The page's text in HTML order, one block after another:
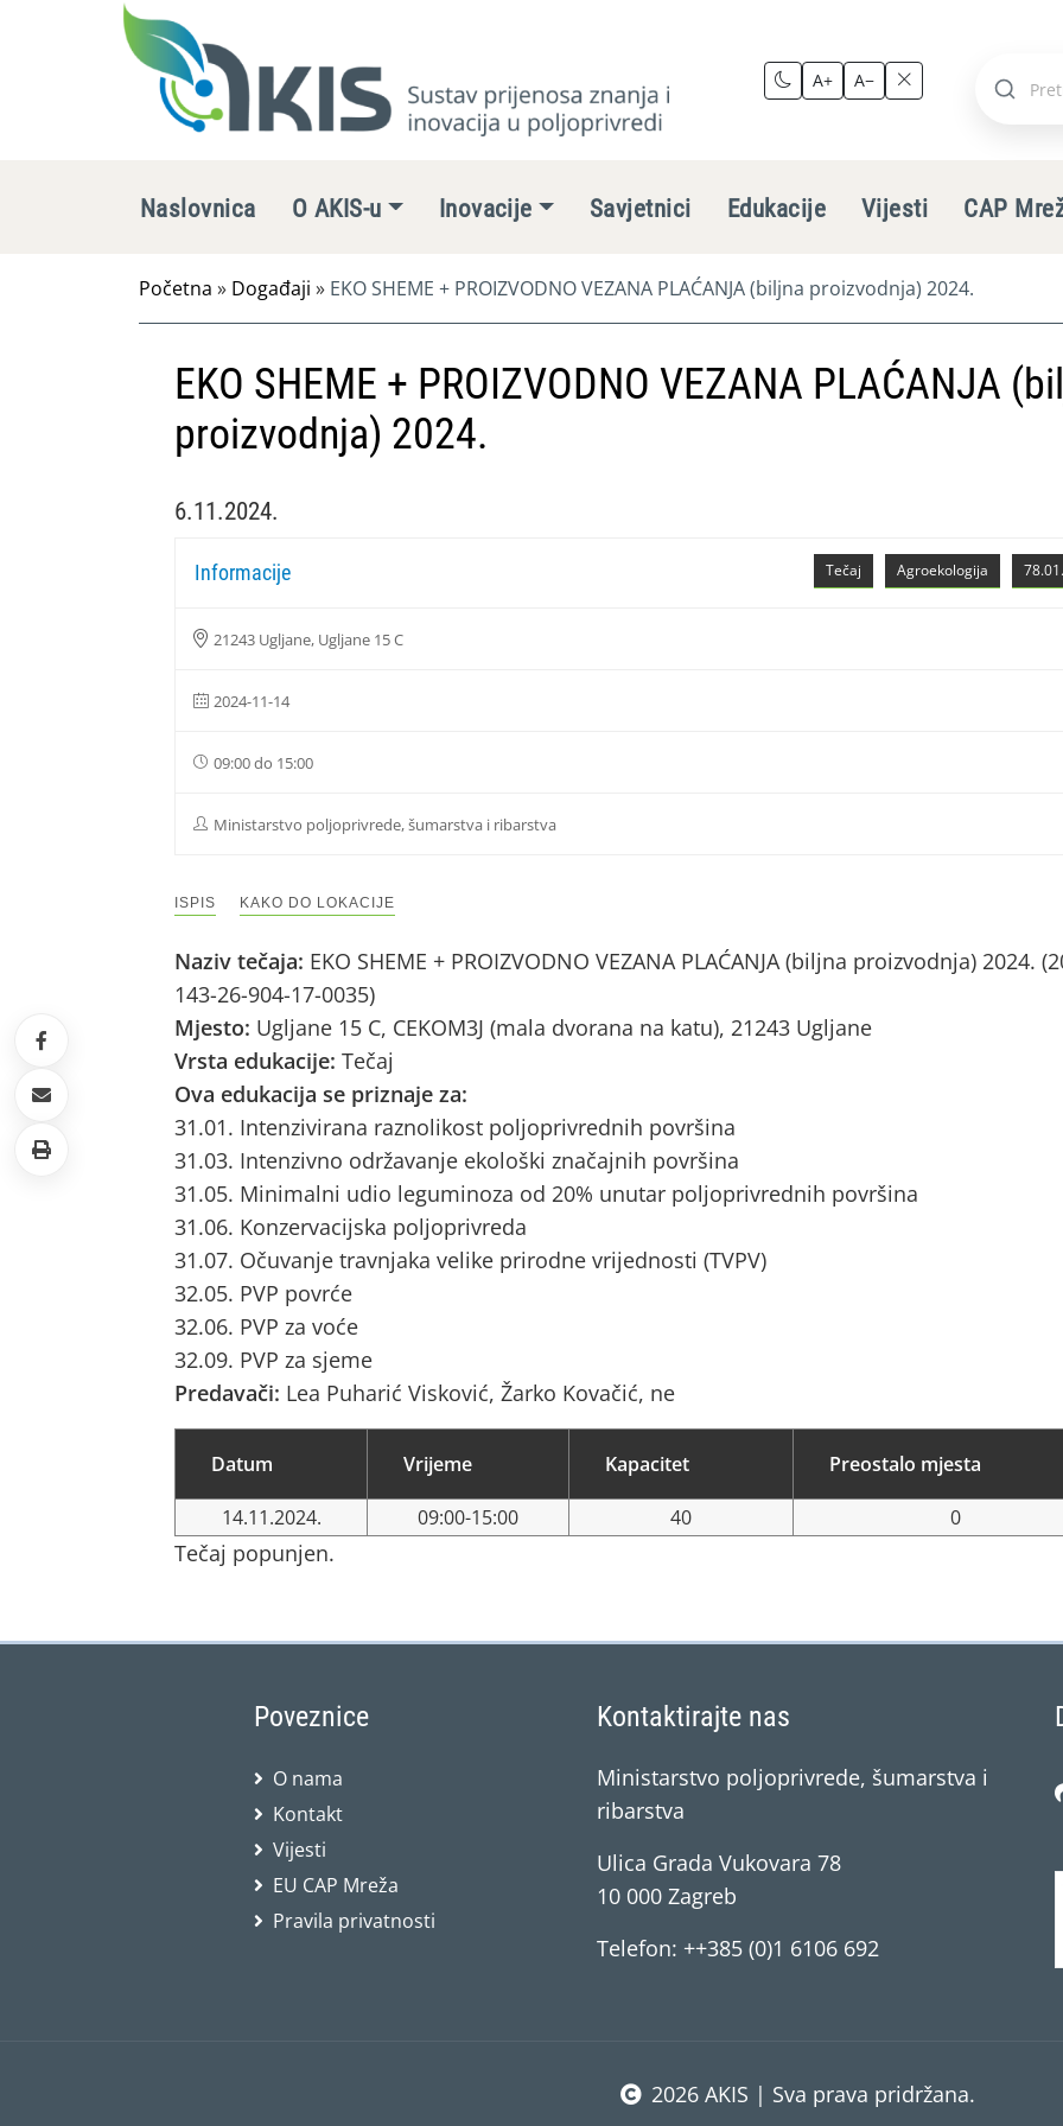
A+ A−
Pretraži
Naslovnica O AKIS-u Inovacije Savjetnici Edukacije Vijesti CAP
Početna » Događaji » EKO SHEME + PROIZVODNO VEZANA PLAĆANJA (biljna proizvodnja) 2024.
EKO SHEME + PROIZVODNO VEZANA PLAĆANJA
proizvodnja) 2024.
6.11.2024.
Agroekologija
Tečaj
Informacije
21243 Ugljane, Ugljane 15 C
2024-11-14
09:00 do 15:00
Ministarstvo poljoprivrede, šumarstva i ribarstva
ISPIS KAKO DO LOKACIJE
Naziv tečaja: EKO SHEME + PROIZVODNO VEZANA PLAĆANJA (biljna proizvodnja) 2024.
143-26-904-17-0035)
Mjesto: Ugljane 15 C, CEKOM3J (mala dvorana na katu), 21243 Ugljane
Vrsta edukacije: Tečaj
Ova edukacija se priznaje za:
31.01. Intenzivirana raznolikost poljoprivrednih površina
31.03. Intenzivno održavanje ekološki značajnih površina
31.05. Minimalni udio leguminoza od 20% unutar poljoprivrednih površina
31.06. Konzervacijska poljoprivreda
31.07. Očuvanje travnjaka velike prirodne vrijednosti (TVPV)
32.05. PVP povrće
32.06. PVP za voće
32.09. PVP za sjeme
Predavači: Lea Puharić Visković, Žarko Kovačić, ne
Datum Vrijeme Kapacitet Preostalo mjesta
14.11.2024. 09:00-15:00 40 0
Tečaj popunjen.
Poveznice
O nama
Kontakt
Vijesti
EU CAP Mreža
Pravila privatnosti
Kontaktirajte nas
Ministarstvo poljoprivrede, šumarstva i
ribarstva
Ulica Grada Vukovara 78
10 000 Zagreb
Telefon: ++385 (0)1 6106 692
2026 AKIS | Sva prava pridržana.